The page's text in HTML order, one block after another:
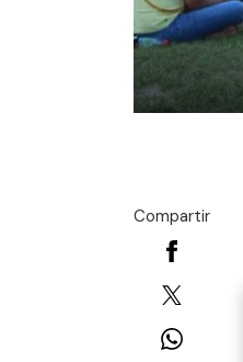
Compartir